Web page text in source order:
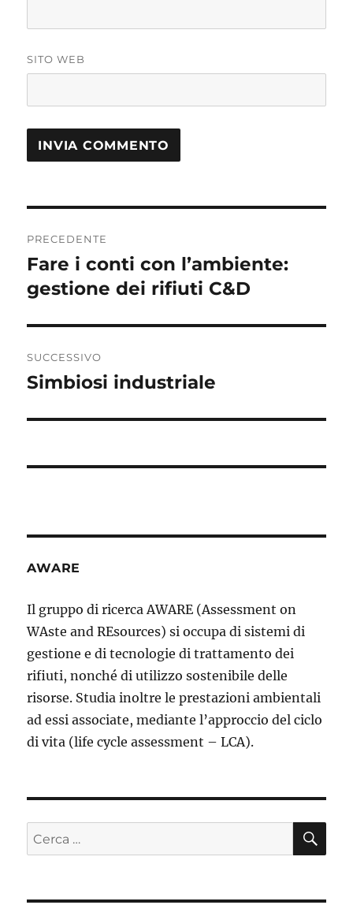
SITO WEB
articoli
PRECEDENTE
Articolo
precedente:
Fare i conti con l’ambiente:
gestione dei rifiuti C&D
SUCCESSIVO
Articolo
Simbiosi industriale
AWARE
Il gruppo di ricerca AWARE (Assessment on
WAste and REsources) si occupa di sistemi di
gestione e di tecnologie di trattamento dei
rifiuti, nonché di utilizzo sostenibile delle
risorse. Studia inoltre le prestazioni ambientali
ad essi associate, mediante l’approccio del ciclo
di vita (life cycle assessment – LCA).
Cerca: